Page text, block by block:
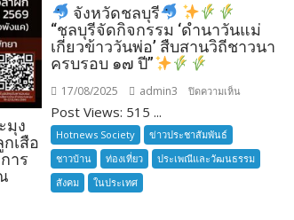
มุง
เสือ
าร
จังหวัดชลบุรี
“ชลบุรีจัดกิจกรรม ‘ดำนาวันแม่
เกี่ยวข้าววันพ่อ’ สืบสานวิถีชาวนา
ครบรอบ ๑๗ ปี”
17/08/2025 admin3 ปิดความเห็น
ชลบุรี
Post Views: 515 ...
Hotnews Society
ข่าวประชาสัมพันธ์
ชาวบ้าน
ท่องเที่ยว
ประเพณีและวัฒนธรรม
สังคม
ในประเทศ